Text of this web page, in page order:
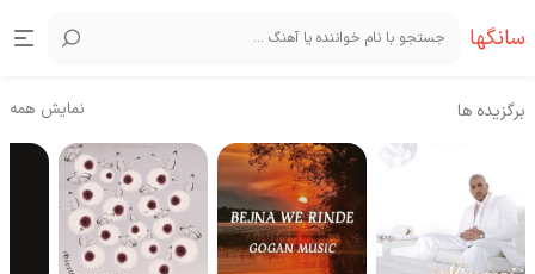
سانگها
برگزیده ها نمایش همه